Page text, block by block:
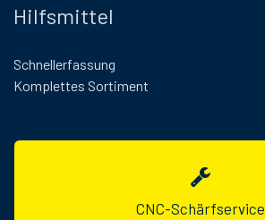
Hilfsmittel
Schnellerfassung
Komplettes Sortiment
CNC-Schärfservice